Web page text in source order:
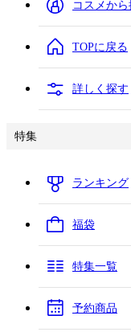
コスメから
TOPに戻る
詳しく探す
特集
ランキング
福袋
特集一覧
予約商品